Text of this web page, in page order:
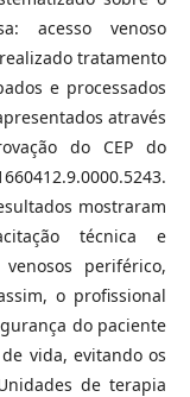
acesso venoso
tratamento
e processados
através
do CEP do
mostraram
técnica e
periférico,
o profissional
do paciente
vida, evitando os
de terapia